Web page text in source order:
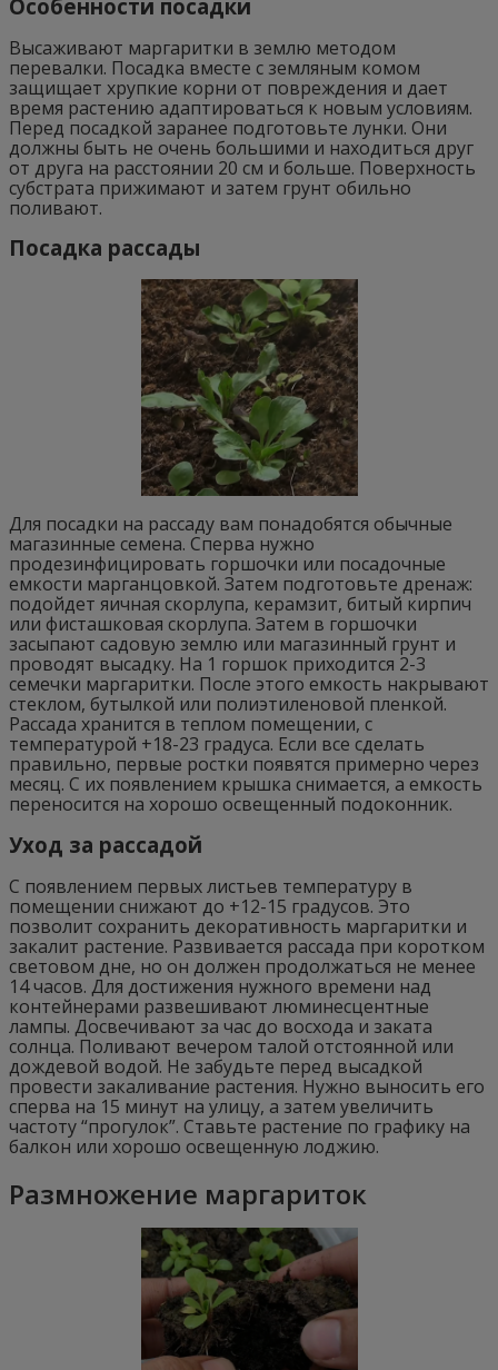
Особенности посадки
Высаживают маргаритки в землю методом
перевалки. Посадка вместе с земляным комом
защищает хрупкие корни от повреждения и дает
время растению адаптироваться к новым условиям.
Перед посадкой заранее подготовьте лунки. Они
должны быть не очень большими и находиться друг
от друга на расстоянии 20 см и больше. Поверхность
субстрата прижимают и затем грунт обильно
поливают.
Посадка рассады
Для посадки на рассаду вам понадобятся обычные
магазинные семена. Сперва нужно
продезинфицировать горшочки или посадочные
емкости марганцовкой. Затем подготовьте дренаж:
подойдет яичная скорлупа, керамзит, битый кирпич
или фисташковая скорлупа. Затем в горшочки
засыпают садовую землю или магазинный грунт и
проводят высадку. На 1 горшок приходится 2-3
семечки маргаритки. После этого емкость накрывают
стеклом, бутылкой или полиэтиленовой пленкой.
Рассада хранится в теплом помещении, с
температурой +18-23 градуса. Если все сделать
правильно, первые ростки появятся примерно через
месяц. С их появлением крышка снимается, а емкость
переносится на хорошо освещенный подоконник.
Уход за рассадой
С появлением первых листьев температуру в
помещении снижают до +12-15 градусов. Это
позволит сохранить декоративность маргаритки и
закалит растение. Развивается рассада при коротком
световом дне, но он должен продолжаться не менее
14 часов. Для достижения нужного времени над
контейнерами развешивают люминесцентные
лампы. Досвечивают за час до восхода и заката
солнца. Поливают вечером талой отстоянной или
дождевой водой. Не забудьте перед высадкой
провести закаливание растения. Нужно выносить его
сперва на 15 минут на улицу, а затем увеличить
частоту “прогулок”. Ставьте растение по графику на
балкон или хорошо освещенную лоджию.
Размножение маргариток